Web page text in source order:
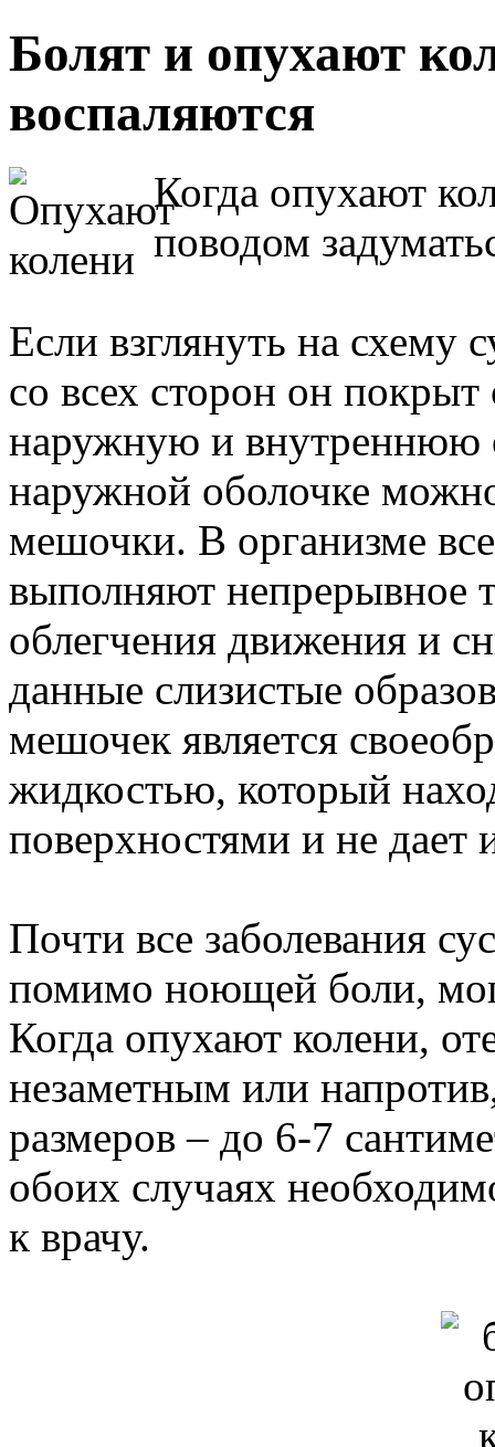
Болят и опухают
воспаляются
Когда опухают
поводом
Если взглянуть на схему
со всех сторон он
наружную и внутреннюю
наружной оболочке
мешочки. В организме
выполняют непрерывное
облегчения движения и
данные слизистые
мешочек является
жидкостью, который
поверхностями и не дает
Почти все заболевания
помимо ноющей боли,
Когда опухают колени,
незаметным или
размеров – до 6-7
обоих случаях
к врачу.